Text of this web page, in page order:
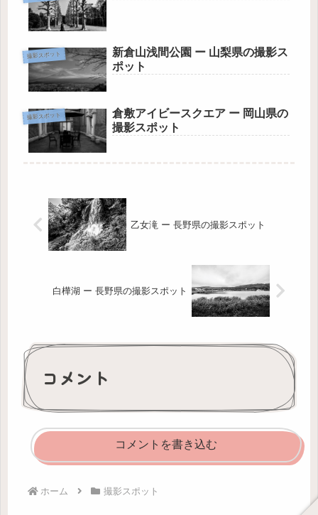
撮影スポット
新倉山浅間公園 ー 山梨県の撮影ス
ポット
撮影スポット
倉敷アイビースクエア ー 岡山県の
撮影スポット
乙女滝 ー 長野県の撮影スポット
白樺湖 ー 長野県の撮影スポット
コメント
コメントを書き込む
ホーム 撮影スポット